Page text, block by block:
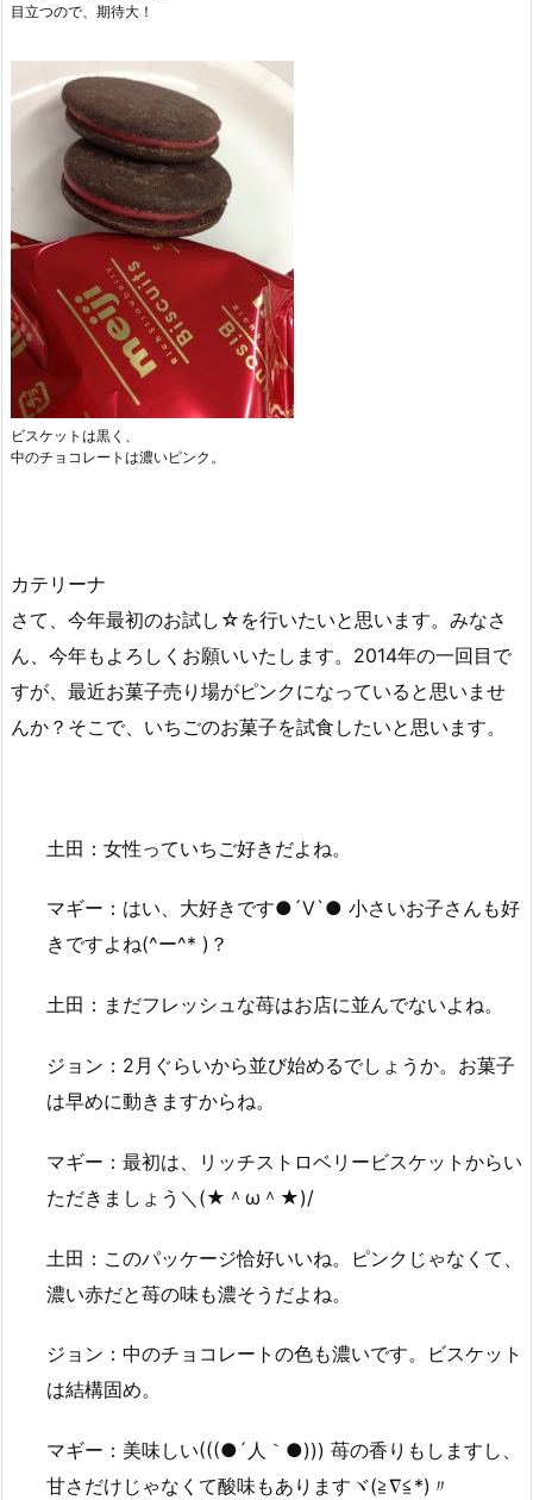
目立つので、期待大！
ビスケットは黒く、
中のチョコレートは濃いピンク。
カテリーナ
さて、今年最初のお試し☆を行いたいと思います。みなさ
ん、今年もよろしくお願いいたします。2014年の一回目で
すが、最近お菓子売り場がピンクになっていると思いませ
んか？そこで、いちごのお菓子を試食したいと思います。
土田：女性っていちご好きだよね。
マギー：はい、大好きです●´Ⅴ`● 小さいお子さんも好
きですよね(^ー^* )？
土田：まだフレッシュな苺はお店に並んでないよね。
ジョン：2月ぐらいから並び始めるでしょうか。お菓子
は早めに動きますからね。
マギー：最初は、リッチストロベリービスケットからい
ただきましょう＼(★＾ω＾★)/
土田：このパッケージ恰好いいね。ピンクじゃなくて、
濃い赤だと苺の味も濃そうだよね。
ジョン：中のチョコレートの色も濃いです。ビスケット
は結構固め。
マギー：美味しい(((●´人｀●))) 苺の香りもしますし、
甘さだけじゃなくて酸味もありますヾ(≧∇≦*)〃